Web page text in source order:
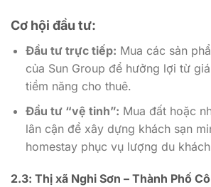
Cơ hội đầu tư:
Đầu tư trực tiếp: Mua các sản
của Sun Group để hưởng lợi từ
tiềm năng cho thuê.
Đầu tư “vệ tinh”: Mua đất hoặc
lân cận để xây dựng khách sạn
homestay phục vụ lượng du
2.3: Thị xã Nghi Sơn – Thành Phố